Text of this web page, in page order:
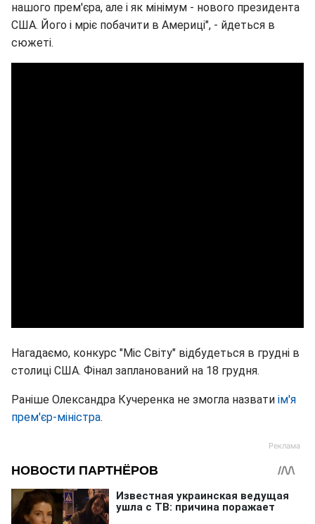
нашого прем'єра, але і як мінімум - нового президента
США. Його і мріє побачити в Америці", - йдеться в
сюжеті.
Нагадаємо, конкурс "Міс Світу" відбудеться в грудні в
столиці США. Фінал запланований на 18 грудня.
Раніше Олександра Кучеренка не змогла назвати ім'я
прем'єр-міністра.